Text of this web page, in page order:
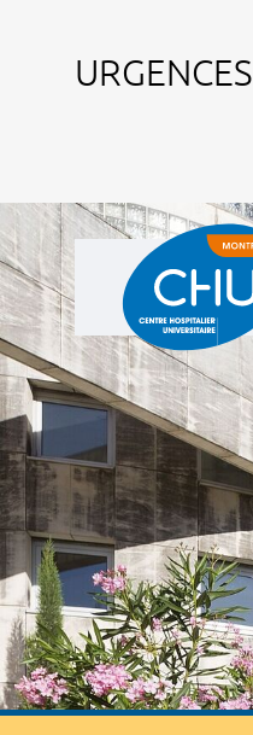
URGENCES